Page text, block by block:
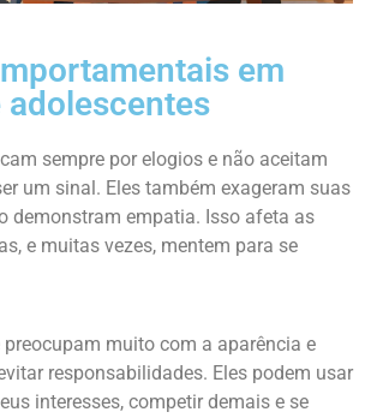
em
adolescentes
sempre por elogios e não aceitam
um sinal. Eles também exageram suas
demonstram empatia. Isso afeta as
e muitas vezes, mentem para se
preocupam muito com a aparência e
responsabilidades. Eles podem usar
interesses, competir demais e se